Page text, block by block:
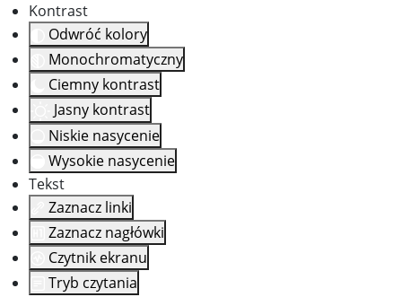
Kontrast
Odwróć kolory
Monochromatyczny
Ciemny kontrast
Jasny kontrast
Niskie nasycenie
Wysokie nasycenie
Tekst
Zaznacz linki
Zaznacz nagłówki
Czytnik ekranu
Tryb czytania